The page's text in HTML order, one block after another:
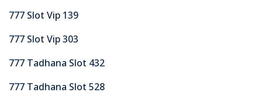
777 Slot Vip 139
777 Slot Vip 303
777 Tadhana Slot 432
777 Tadhana Slot 528